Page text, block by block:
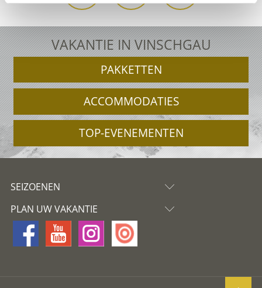
VAKANTIE IN VINSCHGAU
PAKKETTEN
ACCOMMODATIES
TOP-EVENEMENTEN
SEIZOENEN
PLAN UW VAKANTIE